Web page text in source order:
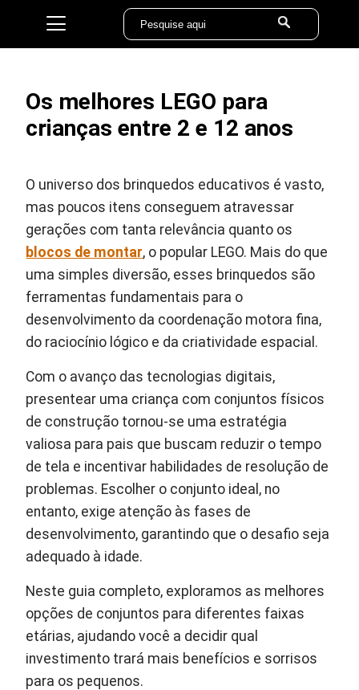
Os melhores LEGO para
crianças entre 2 e 12 anos
O universo dos brinquedos educativos é vasto,
mas poucos itens conseguem atravessar
gerações com tanta relevância quanto os
blocos de montar, o popular LEGO. Mais do que
uma simples diversão, esses brinquedos são
ferramentas fundamentais para o
desenvolvimento da coordenação motora fina,
do raciocínio lógico e da criatividade espacial.
Com o avanço das tecnologias digitais,
presentear uma criança com conjuntos físicos
de construção tornou-se uma estratégia
valiosa para pais que buscam reduzir o tempo
de tela e incentivar habilidades de resolução de
problemas. Escolher o conjunto ideal, no
entanto, exige atenção às fases de
desenvolvimento, garantindo que o desafio seja
adequado à idade.
Neste guia completo, exploramos as melhores
opções de conjuntos para diferentes faixas
etárias, ajudando você a decidir qual
investimento trará mais benefícios e sorrisos
para os pequenos.